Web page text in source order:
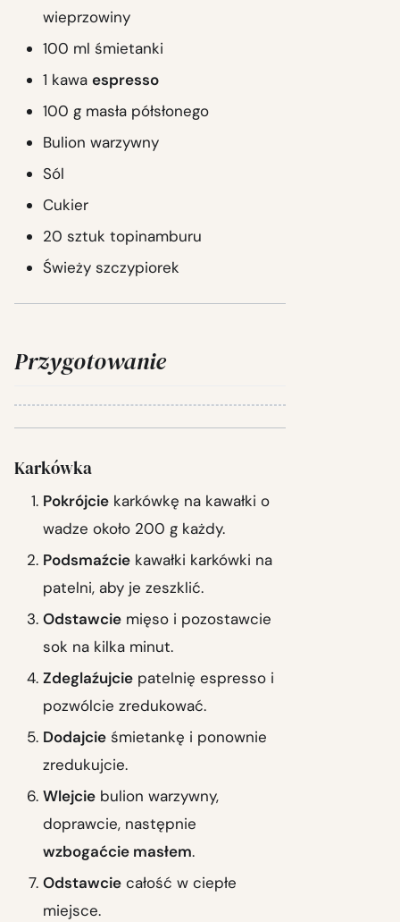
wieprzowiny
100 ml śmietanki
1 kawa espresso
100 g masła półsłonego
Bulion warzywny
Sól
Cukier
20 sztuk topinamburu
Świeży szczypiorek
Przygotowanie
Karkówka
Pokrójcie karkówkę na kawałki o
wadze około 200 g każdy.
Podsmaźcie kawałki karkówki na
patelni, aby je zeszklić.
Odstawcie mięso i pozostawcie
sok na kilka minut.
Zdeglaźujcie patelnię espresso i
pozwólcie zredukować.
Dodajcie śmietankę i ponownie
zredukujcie.
Wlejcie bulion warzywny,
doprawcie, następnie
wzbogaćcie masłem.
Odstawcie całość w ciepłe
miejsce.